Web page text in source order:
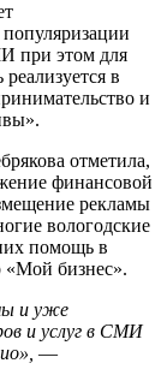
при этом для
в
и
отметила,
финансовой
рекламы
вологодские
помощь в
«Мой бизнес».
и уже
и услуг в СМИ
—